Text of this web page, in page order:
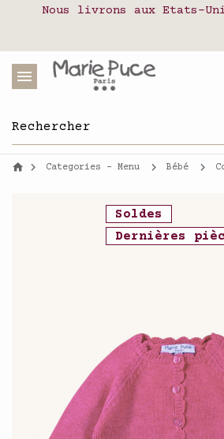
Notre site part en
Nous livrons aux Etats-
Livraison en relais colis
Categories - Menu Bébé
Soldes
Dernières